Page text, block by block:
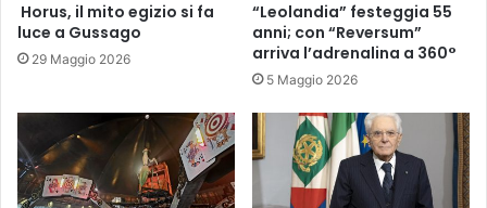
​ Horus, il mito egizio si fa
luce a Gussago
29 Maggio 2026
“Leolandia” festeggia 55
anni; con “Reversum”
arriva l’adrenalina a 360°
5 Maggio 2026